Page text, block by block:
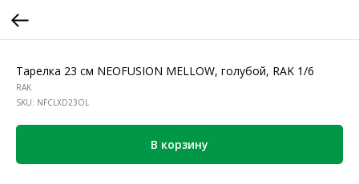
Тарелка 23 см NEOFUSION MELLOW, голубой, RAK 1/6
RAK
SKU: NFCLXD23OL
В корзину